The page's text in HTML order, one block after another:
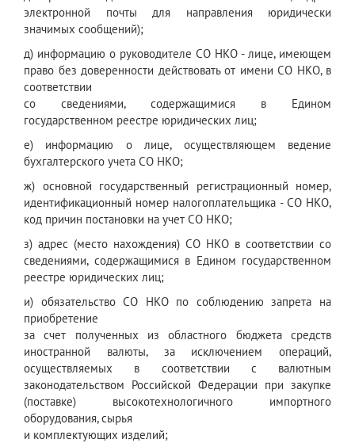
электронной почты для направления юридически
значимых сообщений);
д) информацию о руководителе СО НКО - лице, имеющем
право без доверенности действовать от имени СО НКО, в
соответствии
со сведениями, содержащимися в Едином
государственном реестре юридических лиц;
е) информацию о лице, осуществляющем ведение
бухгалтерского учета СО НКО;
ж) основной государственный регистрационный номер,
идентификационный номер налогоплательщика - СО НКО,
код причин постановки на учет СО НКО;
з) адрес (место нахождения) СО НКО в соответствии со
сведениями, содержащимися в Едином государственном
реестре юридических лиц;
и) обязательство СО НКО по соблюдению запрета на
приобретение
за счет полученных из областного бюджета средств
иностранной валюты, за исключением операций,
осуществляемых в соответствии с валютным
законодательством Российской Федерации при закупке
(поставке) высокотехнологичного импортного
оборудования, сырья
и комплектующих изделий;